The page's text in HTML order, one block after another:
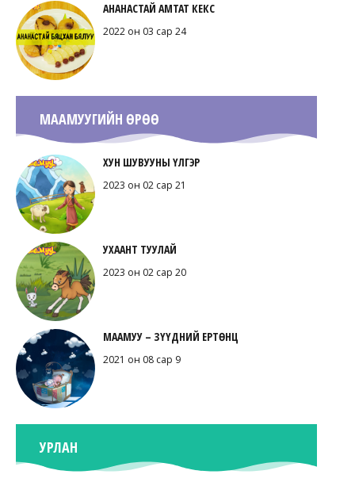
АНАНАСТАЙ АМТАТ КЕКС
2022 он 03 сар 24
МААМУУГИЙН ӨРӨӨ
ХУН ШУВУУНЫ ҮЛГЭР
2023 он 02 сар 21
УХААНТ ТУУЛАЙ
2023 он 02 сар 20
МААМУУ – ЗҮҮДНИЙ ЕРТӨНЦ
2021 он 08 сар 9
УРЛАН